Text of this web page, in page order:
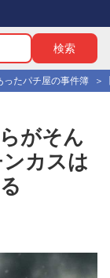
ったパチ屋の事件簿
がそん
カスは